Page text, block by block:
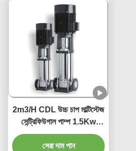
2m3/H CDL উচ্চ চাপ মাল্টিস্টেজ
সেন্ট্রিফিউগাল পাম্প 1.5Kw
380V 415V 220V
সেরা দাম পান